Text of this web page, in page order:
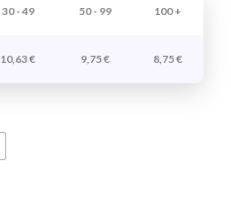
30 - 49 50 - 99 100 +
10,63€ 9,75€ 8,75€